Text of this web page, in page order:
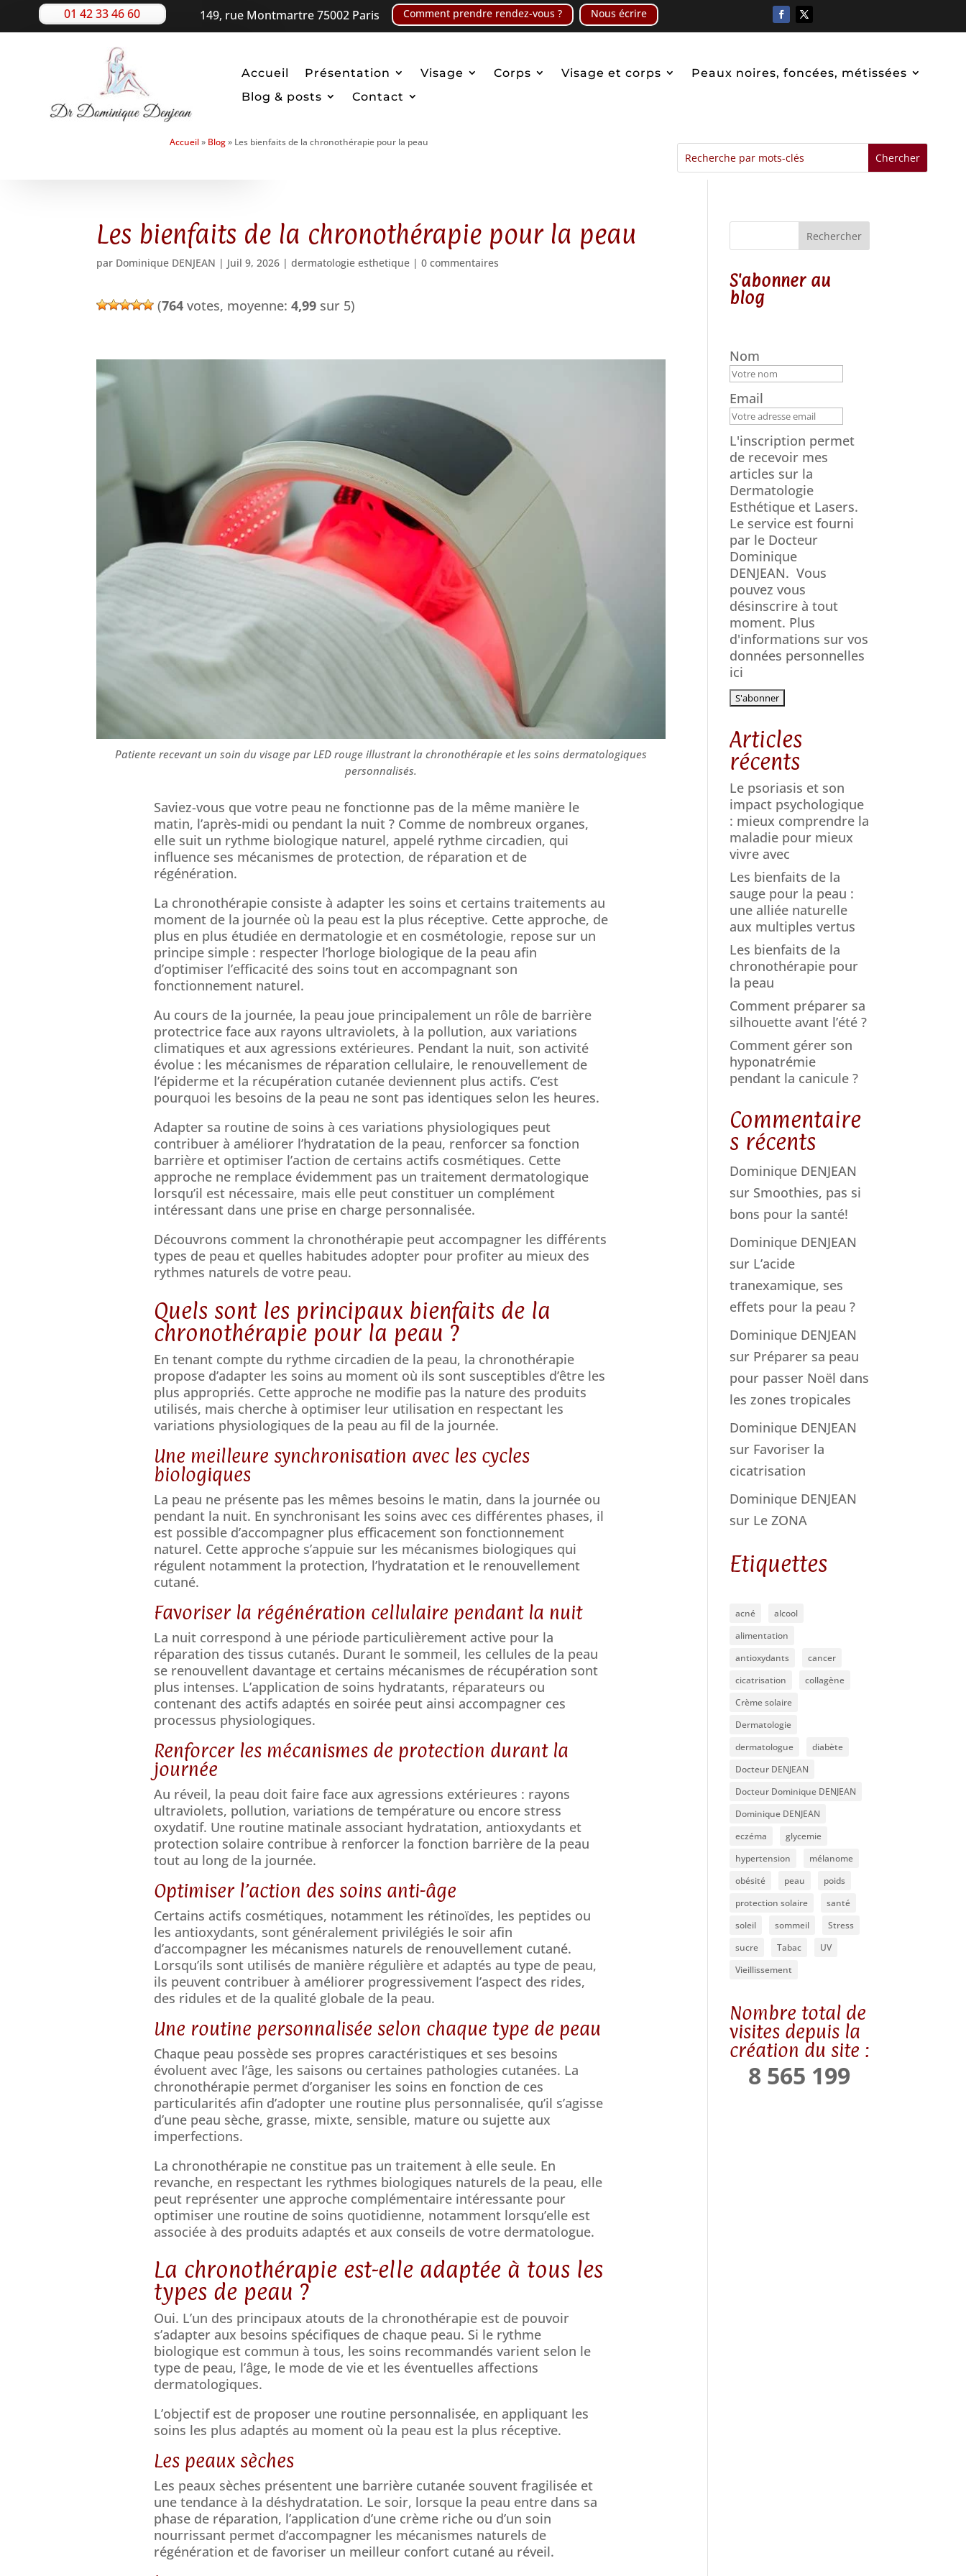
01 42 33 46 60 149, rue Montmartre 75002 Paris Comment prendre rendez-vous ? Nous écrire
Accueil Présentation Visage Corps Visage et corps
Peaux noires, foncées, métissées
Blog & posts
Contact
Accueil» Blog» Les bienfaits de la chronothérapie pour la peau
Les bienfaits de la chronothérapie pour la peau
par Dominique DENJEAN | Juil 9, 2026 |dermatologie esthetique |0 commentaires
(764 votes, moyenne:4,99 sur 5)
Patiente recevant un soin du visage par LED rouge illustrant la chronothérapie et les soins dermatologiques
personnalisés.
Saviez-vous que votre peau ne fonctionne pas de la même manière le
matin, l’après-midi ou pendant la nuit ? Comme de nombreux organes,
elle suit un rythme biologique naturel, appelé rythme circadien, qui
influence ses mécanismes de protection, de réparation et de
régénération.
La chronothérapie consiste à adapter les soins et certains traitements au
moment de la journée où la peau est la plus réceptive. Cette approche, de
plus en plus étudiée en dermatologie et en cosmétologie, repose sur un
principe simple : respecter l’horloge biologique de la peau afin
d’optimiser l’efficacité des soins tout en accompagnant son
fonctionnement naturel.
Au cours de la journée, la peau joue principalement un rôle de barrière
protectrice face aux rayons ultraviolets, à la pollution, aux variations
climatiques et aux agressions extérieures. Pendant la nuit, son activité
évolue : les mécanismes de réparation cellulaire, le renouvellement de
l’épiderme et la récupération cutanée deviennent plus actifs. C’est
pourquoi les besoins de la peau ne sont pas identiques selon les heures.
Adapter sa routine de soins à ces variations physiologiques peut
contribuer à améliorer l’hydratation de la peau, renforcer sa fonction
barrière et optimiser l’action de certains actifs cosmétiques. Cette
approche ne remplace évidemment pas un traitement dermatologique
lorsqu’il est nécessaire, mais elle peut constituer un complément
intéressant dans une prise en charge personnalisée.
Découvrons comment la chronothérapie peut accompagner les différents
types de peau et quelles habitudes adopter pour profiter au mieux des
rythmes naturels de votre peau.
Quels sont les principaux bienfaits de la
chronothérapie pour la peau ?
En tenant compte du rythme circadien de la peau, la chronothérapie
propose d’adapter les soins au moment où ils sont susceptibles d’être les
plus appropriés. Cette approche ne modifie pas la nature des produits
utilisés, mais cherche à optimiser leur utilisation en respectant les
variations physiologiques de la peau au fil de la journée.
Une meilleure synchronisation avec les cycles
biologiques
La peau ne présente pas les mêmes besoins le matin, dans la journée ou
pendant la nuit. En synchronisant les soins avec ces différentes phases, il
est possible d’accompagner plus efficacement son fonctionnement
naturel. Cette approche s’appuie sur les mécanismes biologiques qui
régulent notamment la protection, l’hydratation et le renouvellement
cutané.
Favoriser la régénération cellulaire pendant la nuit
La nuit correspond à une période particulièrement active pour la
réparation des tissus cutanés. Durant le sommeil, les cellules de la peau
se renouvellent davantage et certains mécanismes de récupération sont
plus intenses. L’application de soins hydratants, réparateurs ou
contenant des actifs adaptés en soirée peut ainsi accompagner ces
processus physiologiques.
Renforcer les mécanismes de protection durant la
journée
Au réveil, la peau doit faire face aux agressions extérieures : rayons
ultraviolets, pollution, variations de température ou encore stress
oxydatif. Une routine matinale associant hydratation, antioxydants et
protection solaire contribue à renforcer la fonction barrière de la peau
tout au long de la journée.
Optimiser l’action des soins anti-âge
Certains actifs cosmétiques, notamment les rétinoïdes, les peptides ou
les antioxydants, sont généralement privilégiés le soir afin
d’accompagner les mécanismes naturels de renouvellement cutané.
Lorsqu’ils sont utilisés de manière régulière et adaptés au type de peau,
ils peuvent contribuer à améliorer progressivement l’aspect des rides,
des ridules et de la qualité globale de la peau.
Une routine personnalisée selon chaque type de peau
Chaque peau possède ses propres caractéristiques et ses besoins
évoluent avec l’âge, les saisons ou certaines pathologies cutanées. La
chronothérapie permet d’organiser les soins en fonction de ces
particularités afin d’adopter une routine plus personnalisée, qu’il s’agisse
d’une peau sèche, grasse, mixte, sensible, mature ou sujette aux
imperfections.
La chronothérapie ne constitue pas un traitement à elle seule. En
revanche, en respectant les rythmes biologiques naturels de la peau, elle
peut représenter une approche complémentaire intéressante pour
optimiser une routine de soins quotidienne, notamment lorsqu’elle est
associée à des produits adaptés et aux conseils de votre dermatologue.
La chronothérapie est-elle adaptée à tous les
types de peau ?
Oui. L’un des principaux atouts de la chronothérapie est de pouvoir
s’adapter aux besoins spécifiques de chaque peau. Si le rythme
biologique est commun à tous, les soins recommandés varient selon le
type de peau, l’âge, le mode de vie et les éventuelles affections
dermatologiques.
L’objectif est de proposer une routine personnalisée, en appliquant les
soins les plus adaptés au moment où la peau est la plus réceptive.
Les peaux sèches
Les peaux sèches présentent une barrière cutanée souvent fragilisée et
une tendance à la déshydratation. Le soir, lorsque la peau entre dans sa
phase de réparation, l’application d’une crème riche ou d’un soin
nourrissant permet d’accompagner les mécanismes naturels de
régénération et de favoriser un meilleur confort cutané au réveil.
Rechercher
S'abonner au
blog
Nom
Email
L'inscription permet
de recevoir mes
articles sur la
Dermatologie
Esthétique et Lasers.
Le service est fourni
par le Docteur
Dominique
DENJEAN.Vous
pouvez vous
désinscrire à tout
moment. Plus
d'informations sur vos
données personnelles
ici
Articles
récents
Le psoriasis et son
impact psychologique
: mieux comprendre la
maladie pour mieux
vivre avec
Les bienfaits de la
sauge pour la peau :
une alliée naturelle
aux multiples vertus
Les bienfaits de la
chronothérapie pour
la peau
Comment préparer sa
silhouette avant l’été ?
Comment gérer son
hyponatrémie
pendant la canicule ?
Commentaire
s récents
Dominique DENJEAN
sur Smoothies, pas si
bons pour la santé!
Dominique DENJEAN
sur L’acide
tranexamique, ses
effets pour la peau ?
Dominique DENJEAN
sur Préparer sa peau
pour passer Noël dans
les zones tropicales
Dominique DENJEAN
sur Favoriser la
cicatrisation
Dominique DENJEAN
sur Le ZONA
Etiquettes
acné
alcool
alimentation
antioxydants
cancer
cicatrisation
collagène
Crème solaire
Dermatologie
dermatologue
diabète
Docteur DENJEAN
Docteur Dominique DENJEAN
Dominique DENJEAN
eczéma
glycemie
hypertension
mélanome
obésité
peau
poids
protection solaire
santé
soleil
sommeil
Stress
sucre
Tabac
UV
Vieillissement
Nombre total de
visites depuis la
création du site :
8 565 199